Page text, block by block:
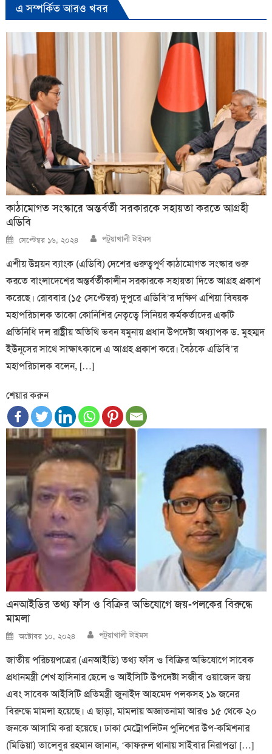
এ সম্পর্কিত আরও খবর
কাঠামোগত সংস্কারে অন্তর্বর্তী সরকারকে সহায়তা করতে আগ্রহী
এডিবি
Posted
on
সেপ্টেম্বর ১৬, ২০২৪ Author
পটুয়াখালী টাইমস
এশীয় উন্নয়ন ব্যাংক (এডিবি) দেশের গুরুত্বপূর্ণ কাঠামোগত সংস্কার শুরু
করতে বাংলাদেশের অন্তর্বর্তীকালীন সরকারকে সহায়তা দিতে আগ্রহ প্রকাশ
করেছে। রোববার (১৫ সেপ্টেম্বর) দুপুরে এডিবি’র দক্ষিণ এশিয়া বিষয়ক
মহাপরিচালক তাকো কোনিশির নেতৃত্বে সিনিয়র কর্মকর্তাদের একটি
প্রতিনিধি দল রাষ্ট্রীয় অতিথি ভবন যমুনায় প্রধান উপদেষ্টা অধ্যাপক ড. মুহম্মদ
ইউনূসের সাথে সাক্ষাৎকালে এ আগ্রহ প্রকাশ করে। বৈঠকে এডিবি’র
মহাপরিচালক বলেন, […]
শেয়ার করুন
এনআইডির তথ্য ফাঁস ও বিক্রির অভিযোগে জয়-পলকের বিরুদ্ধে
মামলা
Posted
on
অক্টোবর ১০, ২০২৪ Author
পটুয়াখালী টাইমস
জাতীয় পরিচয়পত্রের (এনআইডি) তথ্য ফাঁস ও বিক্রির অভিযোগে সাবেক
প্রধানমন্ত্রী শেখ হাসিনার ছেলে ও আইসিটি উপদেষ্টা সজীব ওয়াজেদ জয়
এবং সাবেক আইসিটি প্রতিমন্ত্রী জুনাইদ আহমেদ পলকসহ ১৯ জনের
বিরুদ্ধে মামলা হয়েছে। এ ছাড়া, মামলায় অজ্ঞাতনামা আরও ১৫ থেকে ২০
জনকে আসামি করা হয়েছে। ঢাকা মেট্রোপলিটন পুলিশের উপ-কমিশনার
(মিডিয়া) তালেবুর রহমান জানান, ‘কাফরুল থানায় সাইবার নিরাপত্তা […]